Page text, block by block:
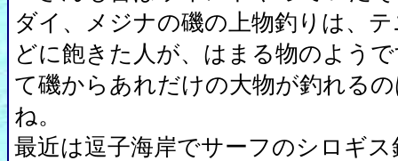
ダイ、メジナの磯の上物釣りは、
どに飽きた人が、はまる物のよう
て磯からあれだけの大物が釣れる
ね。
最近は逗子海岸でサーフのシロギ